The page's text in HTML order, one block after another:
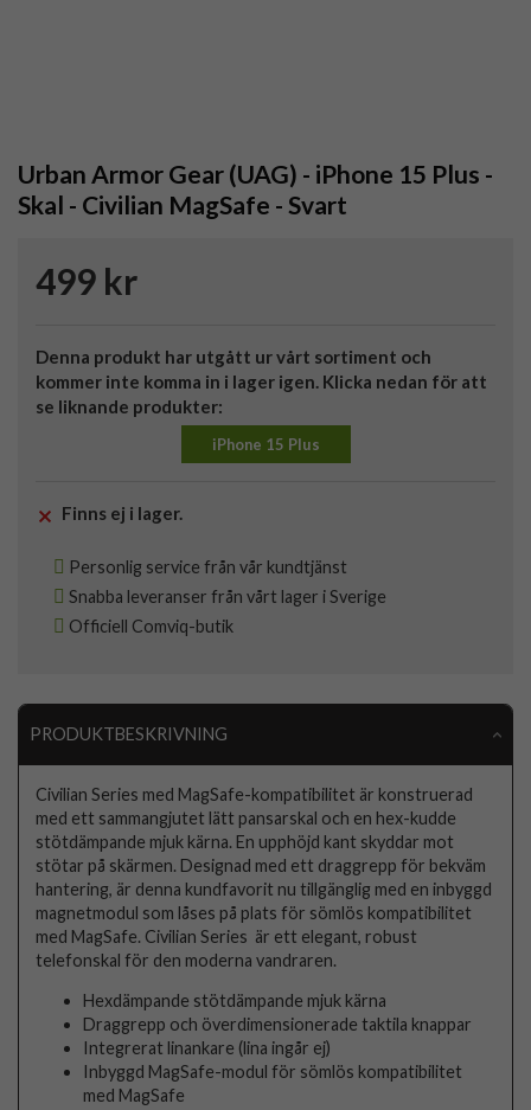
Urban Armor Gear (UAG) - iPhone 15 Plus -
Skal - Civilian MagSafe - Svart
499 kr
Denna produkt har utgått ur vårt sortiment och
kommer inte komma in i lager igen. Klicka nedan för att
se liknande produkter:
iPhone 15 Plus
Finns ej i lager.
Personlig service från vår kundtjänst
Snabba leveranser från vårt lager i Sverige
Officiell Comviq-butik
PRODUKTBESKRIVNING
Civilian Series med MagSafe-kompatibilitet är konstruerad
med ett sammangjutet lätt pansarskal och en hex-kudde
stötdämpande mjuk kärna. En upphöjd kant skyddar mot
stötar på skärmen. Designad med ett draggrepp för bekväm
hantering, är denna kundfavorit nu tillgänglig med en inbyggd
magnetmodul som låses på plats för sömlös kompatibilitet
med MagSafe. Civilian Series är ett elegant, robust
telefonskal för den moderna vandraren.
Hexdämpande stötdämpande mjuk kärna
Draggrepp och överdimensionerade taktila knappar
Integrerat linankare (lina ingår ej)
Inbyggd MagSafe-modul för sömlös kompatibilitet
med MagSafe